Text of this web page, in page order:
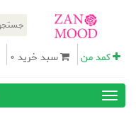
کمد من سبد خرید 0